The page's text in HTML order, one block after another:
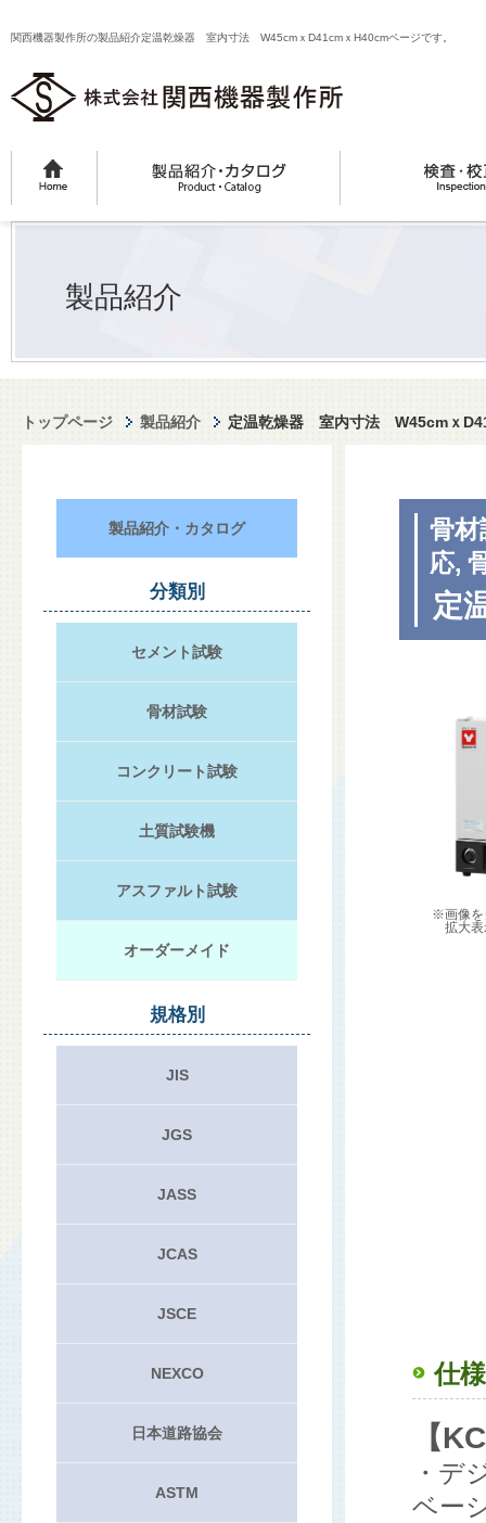
関西機器製作所の製品紹介定温乾燥器 室内寸法 W45cmｘD41cmｘH40cmページです。
製品紹介
トップページ 製品紹介 定温乾燥器 室内寸法 W45cmｘ
骨
応,
定
※画像を
拡大表
仕
【
・デ
ベー
製品紹介・カタログ
分類別
セメント試験
骨材試験
コンクリート試験
土質試験機
アスファルト試験
オーダーメイド
規格別
JIS
JGS
JASS
JCAS
JSCE
NEXCO
日本道路協会
ASTM